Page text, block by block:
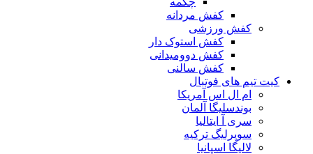
کفش مردانه
کفش ورزشی
کفش استوک دار
کفش دوومیدانی
کفش سالنی
کیت تیم های فوتبال
ام ال اس آمریکا
بوندسلیگا آلمان
سری آ ایتالیا
سوپرلیگ ترکیه
لالیگا اسپانیا